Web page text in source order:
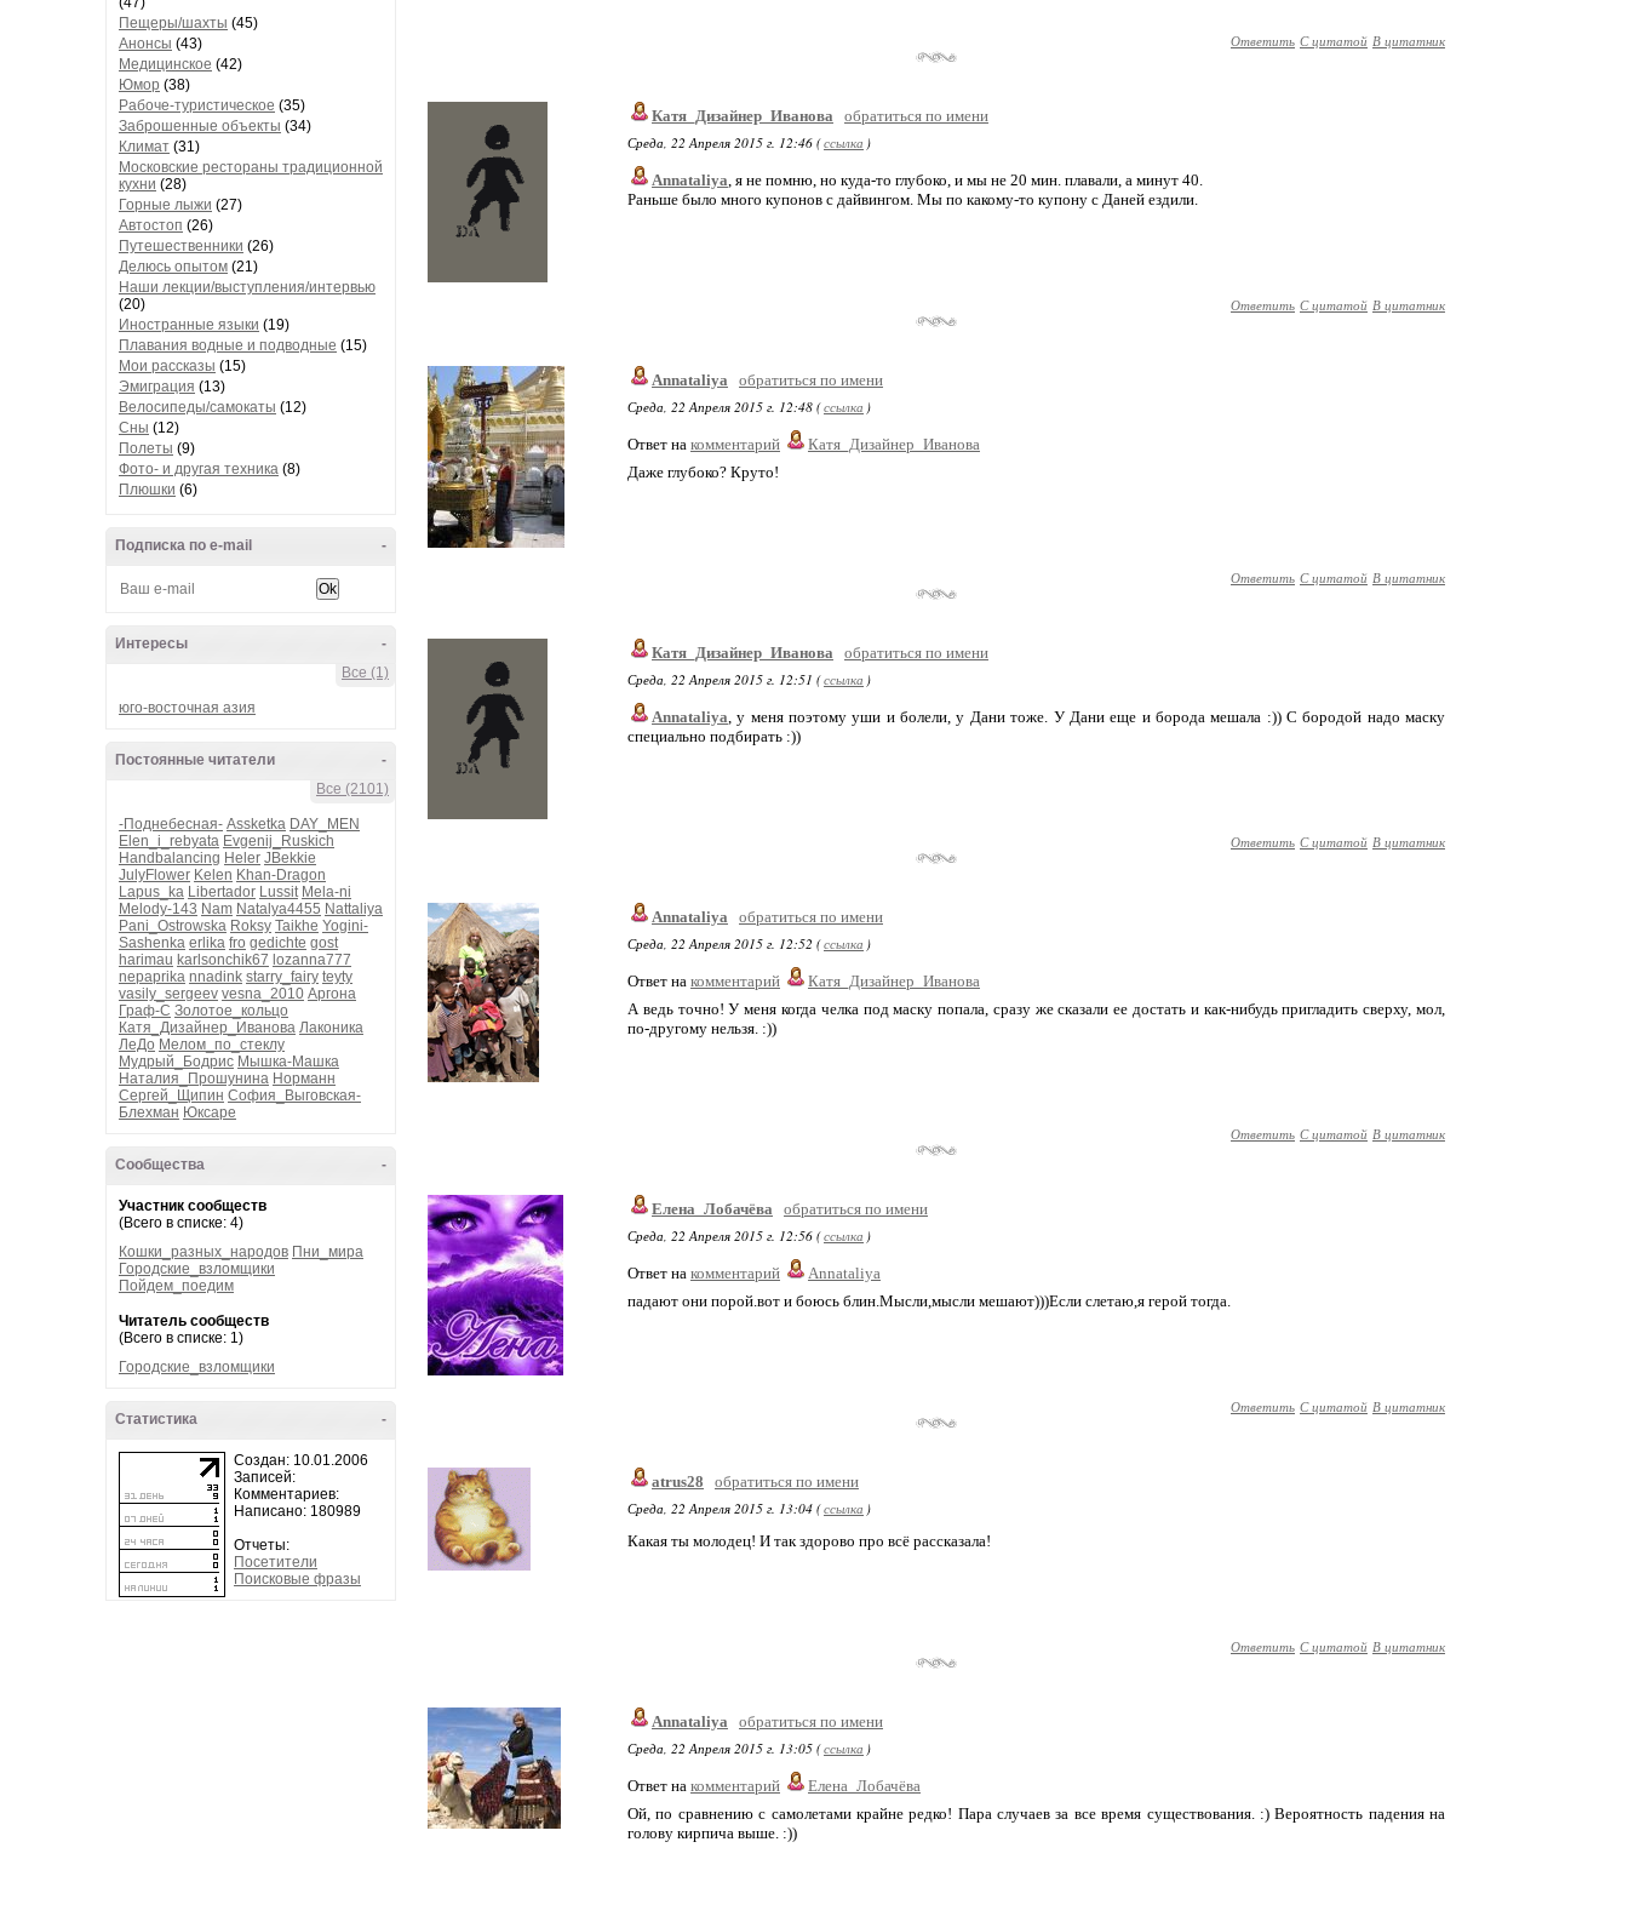
Пещеры/шахты (45)
Анонсы (43)
Медицинское (42)
Юмор (38)
Рабоче-туристическое (35)
Заброшенные объекты (34)
Климат (31)
Московские рестораны традиционной
кухни (28)
Горные лыжи (27)
Автостоп (26)
Путешественники (26)
Делюсь опытом (21)
Наши лекции/выступления/интервью
(20)
Иностранные языки (19)
Плавания водные и подводные (15)
Мои рассказы (15)
Эмиграция (13)
Велосипеды/самокаты (12)
Сны (12)
Полеты (9)
Фото- и другая техника (8)
Плюшки (6)
-
Подписка по e-mail
-
Интересы
Все (1)
юго-восточная азия
-
Постоянные читатели
Все (2101)
-Поднебесная- Assketka DAY_MEN
Elen_i_rebyata Evgenij_Ruskich
Handbalancing Heler JBekkie
JulyFlower Kelen Khan-Dragon
Lapus_ka Libertador Lussit Mela-ni
Melody-143 Nam Natalya4455 Nattaliya
Pani_Ostrowska Roksy Taikhe Yogini-
Sashenka erlika fro gedichte gost
harimau karlsonchik67 lozanna777
nepaprika nnadink starry_fairy teyty
vasily_sergeev vesna_2010 Аргона
Граф-С Золотое_кольцо
Катя_Дизайнер_Иванова Лаконика
ЛеДо Мелом_по_стеклу
Мудрый_Бодрис Мышка-Машка
Наталия_Прошунина Норманн
Сергей_Щипин София_Выговская-
Блехман Юксаре
-
Сообщества
Участник сообществ
(Всего в списке: 4)
Кошки_разных_народов Пни_мира
Городские_взломщики
Пойдем_поедим
Читатель сообществ
(Всего в списке: 1)
Городские_взломщики
-
Статистика
Создан: 10.01.2006
Записей:
Комментариев:
Написано: 180989
Отчеты:
Посетители
Поисковые фразы
Ответить С цитатой В цитатник
Катя_Дизайнер_Иванова
обратиться по имени
Среда, 22 Апреля 2015 г. 12:46 (ссылка )
Annataliya, я не помню, но куда-то глубоко, и мы не 20 мин. плавали, а минут 40.
Раньше было много купонов с дайвингом. Мы по какому-то купону с Даней ездили.
Ответить С цитатой В цитатник
Annataliya
обратиться по имени
Среда, 22 Апреля 2015 г. 12:48 (ссылка )
Ответ на комментарий
Катя_Дизайнер_Иванова
Даже глубоко? Круто!
Ответить С цитатой В цитатник
Катя_Дизайнер_Иванова
обратиться по имени
Среда, 22 Апреля 2015 г. 12:51 (ссылка )
Annataliya, у меня поэтому уши и болели, у Дани тоже. У Дани еще и борода мешала :)) С бородой надо маску
специально подбирать :))
Ответить С цитатой В цитатник
Annataliya
обратиться по имени
Среда, 22 Апреля 2015 г. 12:52 (ссылка )
Ответ на комментарий
Катя_Дизайнер_Иванова
А ведь точно! У меня когда челка под маску попала, сразу же сказали ее достать и как-нибудь пригладить сверху, мол,
по-другому нельзя. :))
Ответить С цитатой В цитатник
Елена_Лобачёва
обратиться по имени
Среда, 22 Апреля 2015 г. 12:56 (ссылка )
Ответ на комментарий
Annataliya
падают они порой.вот и боюсь блин.Мысли,мысли мешают)))Если слетаю,я герой тогда.
Ответить С цитатой В цитатник
atrus28
обратиться по имени
Среда, 22 Апреля 2015 г. 13:04 (ссылка )
Какая ты молодец! И так здорово про всё рассказала!
Ответить С цитатой В цитатник
Annataliya
обратиться по имени
Среда, 22 Апреля 2015 г. 13:05 (ссылка )
Ответ на комментарий
Елена_Лобачёва
Ой, по сравнению с самолетами крайне редко! Пара случаев за все время существования. :) Вероятность падения на
голову кирпича выше. :))